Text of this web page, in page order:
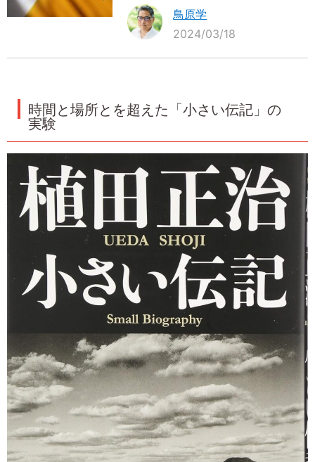
鳥原学
2024/03/18
時間と場所とを超えた「小さい伝記」の
実験